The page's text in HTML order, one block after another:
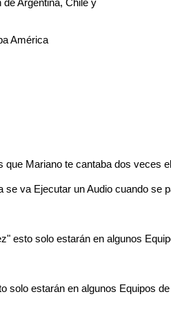
Argentina, Chile y
América
que Mariano te cantaba dos veces
va Ejecutar un Audio cuando
esto solo estarán en algunos
solo estarán en algunos Equipos